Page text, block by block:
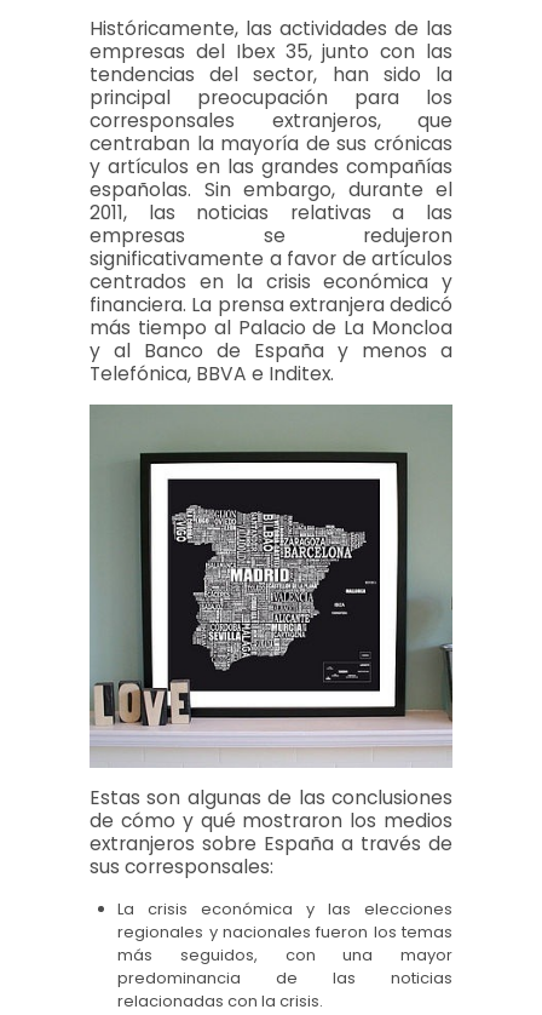
Históricamente, las actividades de las
empresas del Ibex 35, junto con las
tendencias del sector, han sido la
principal preocupación para los
corresponsales extranjeros, que
centraban la mayoría de sus crónicas
y artículos en las grandes compañías
españolas. Sin embargo, durante el
2011, las noticias relativas a las
empresas se redujeron
significativamente a favor de artículos
centrados en la crisis económica y
financiera. La prensa extranjera dedicó
más tiempo al Palacio de La Moncloa
y al Banco de España y menos a
Telefónica, BBVA e Inditex.
Estas son algunas de las conclusiones
de cómo y qué mostraron los medios
extranjeros sobre España a través de
sus corresponsales:
La crisis económica y las elecciones
regionales y nacionales fueron los temas
más seguidos, con una mayor
predominancia de las noticias
relacionadas con la crisis.